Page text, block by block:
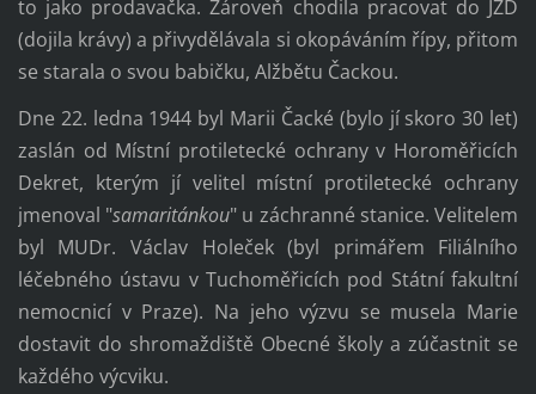
to jako prodavačka. Zároveň chodila pracovat do JZD
(dojila krávy) a přivydělávala si okopáváním řípy, přitom
se starala o svou babičku, Alžbětu Čackou.
Dne 22. ledna 1944 byl Marii Čacké (bylo jí skoro 30 let)
zaslán od Místní protiletecké ochrany v Horoměřicích
Dekret, kterým jí velitel místní protiletecké ochrany
jmenoval "samaritánkou" u záchranné stanice. Velitelem
byl MUDr. Václav Holeček (byl primářem Filiálního
léčebného ústavu v Tuchoměřicích pod Státní fakultní
nemocnicí v Praze). Na jeho výzvu se musela Marie
dostavit do shromaždiště Obecné školy a zúčastnit se
každého výcviku.